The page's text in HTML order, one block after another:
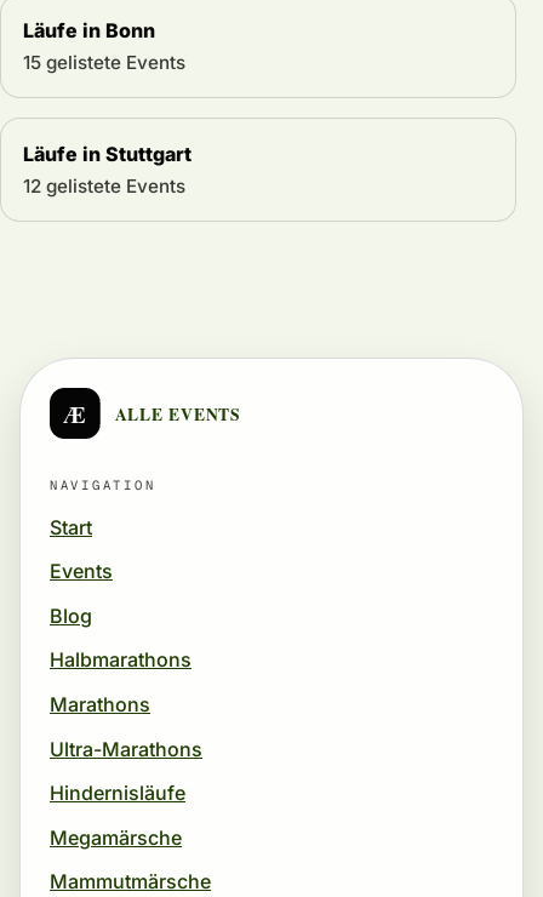
Läufe in Bonn
15 gelistete Events
Läufe in Stuttgart
12 gelistete Events
Æ ALLE EVENTS
NAVIGATION
Start
Events
Blog
Halbmarathons
Marathons
Ultra-Marathons
Hindernisläufe
Megamärsche
Mammutmärsche